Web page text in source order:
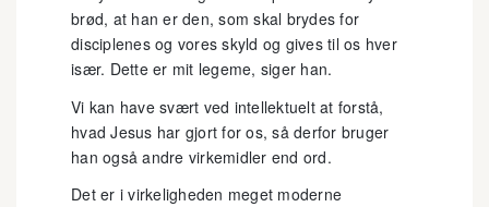
brød, at han er den, som skal brydes for
disciplenes og vores skyld og gives til os hver
især. Dette er mit legeme, siger han.
Vi kan have svært ved intellektuelt at forstå,
hvad Jesus har gjort for os, så derfor bruger
han også andre virkemidler end ord.
Det er i virkeligheden meget moderne